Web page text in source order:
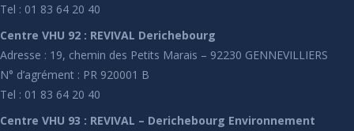
Tel : 01 83 64 20 40
Centre VHU 92 : REVIVAL Derichebourg
Adresse : 19, chemin des Petits Marais – 92230 GENNEVILLIERS
N° d’agrément : PR 920001 B
Tel : 01 83 64 20 40
Centre VHU 93 : REVIVAL – Derichebourg Environnement